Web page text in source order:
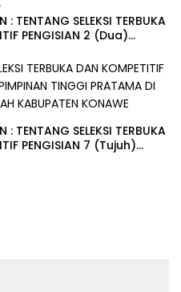
: TENTANG SELEKSI TERBUKA
PENGISIAN 2 (Dua)
DAERAH
: TENTANG SELEKSI TERBUKA
PENGISIAN 7 (Tujuh)